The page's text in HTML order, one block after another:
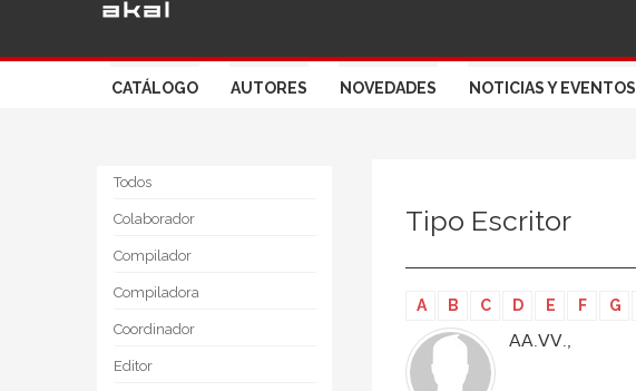
CATÁLOGO AUTORES NOVEDADES NOTICIAS Y EVENTOS
Todos
Colaborador
Compilador
Compiladora
Coordinador
Editor
Tipo Escritor
A B C D E F G
AA.VV.,